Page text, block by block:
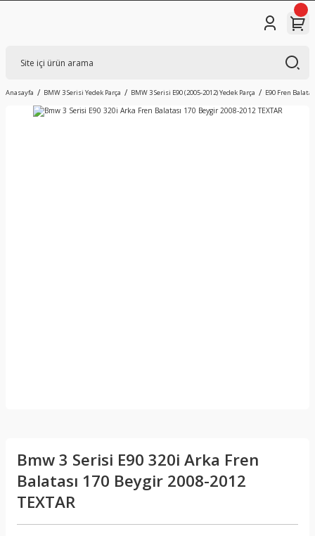
Anasayfa BMW 3 Serisi Yedek Parça BMW 3 Serisi E90 (2005-2012) Yedek Parça E90 Fren
Bmw 3 Serisi E90 320i Arka Fren
Balatası 170 Beygir 2008-2012
TEXTAR